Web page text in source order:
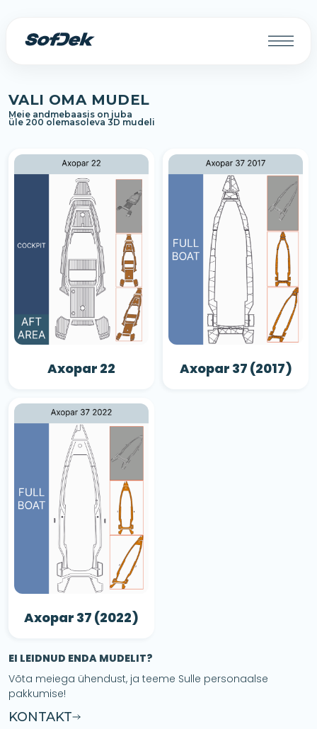
VALI OMA MUDEL
Axopar 22 Axopar 37 (2017)
Axopar 37 (2022)
EI LEIDNUD ENDA MUDELIT?
Võta meiega ühendust, ja teeme Sulle personaalse
pakkumise!
KONTAKT